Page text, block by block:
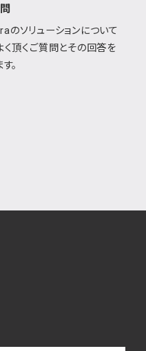
のソリューションについて
く頂くご質問とその回答を
。